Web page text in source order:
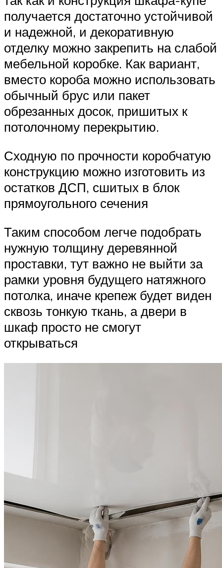
получается достаточно устойчивой
и надежной, и декоративную
отделку можно закрепить на слабой
мебельной коробке. Как вариант,
вместо короба можно использовать
обычный брус или пакет
обрезанных досок, пришитых к
потолочному перекрытию.
Сходную по прочности коробчатую
конструкцию можно изготовить из
остатков ДСП, сшитых в блок
прямоугольного сечения
Таким способом легче подобрать
нужную толщину деревянной
проставки, тут важно не выйти за
рамки уровня будущего натяжного
потолка, иначе крепеж будет виден
сквозь тонкую ткань, а двери в
шкаф просто не смогут
открываться